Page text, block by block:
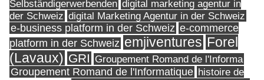
Selbständigerwerbenden digital marketing agentur in
der Schweiz digital Marketing Agentur in der Schweiz
e-business platform in der Schweiz e-commerce
platform in der Schweiz emjiventures Forel
(Lavaux) GRI Groupement Romand de l'Informa
Groupement Romand de l'Informatique histoire de